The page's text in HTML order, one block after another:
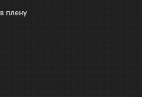
плену